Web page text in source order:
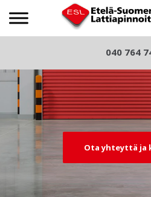
Etelä-Suomen
040 764
viou
Ota yhteyttä ja